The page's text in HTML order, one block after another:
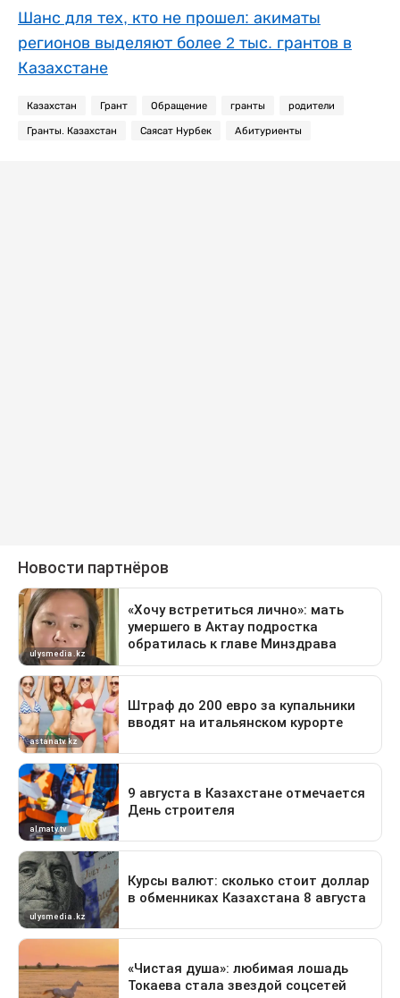
Шанс для тех, кто не прошел: акиматы
регионов выделяют более 2 тыс. грантов в
Казахстане
Казахстан Грант Обращение гранты родители
Гранты. Казахстан Саясат Нурбек Абитуриенты